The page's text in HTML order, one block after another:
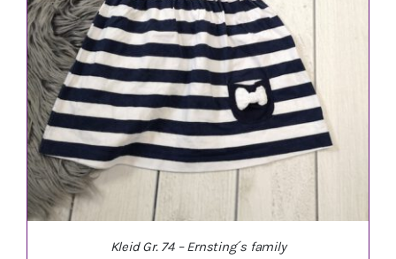
Kleid Gr. 74 – Ernsting´s family